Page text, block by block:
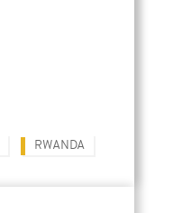
RWANDA